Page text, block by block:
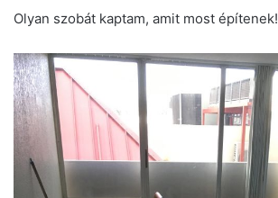
Olyan szobát kaptam, amit most építenek!